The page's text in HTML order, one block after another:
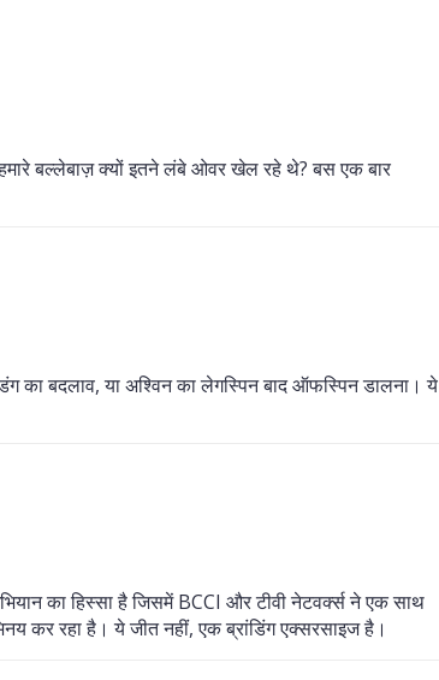
बल्लेबाज़ क्यों इतने लंबे ओवर खेल रहे थे? बस एक बार
का बदलाव, या अश्विन का लेगस्पिन बाद ऑफस्पिन डालना। ये
का हिस्सा है जिसमें BCCI और टीवी नेटवर्क्स ने एक साथ
कर रहा है। ये जीत नहीं, एक ब्रांडिंग एक्सरसाइज है।